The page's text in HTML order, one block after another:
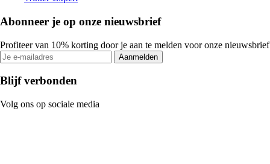
Abonneer je op onze nieuwsbrief
Profiteer van 10% korting door je aan te melden voor onze nieuwsbrief
Aanmelden
Blijf verbonden
Volg ons op sociale media